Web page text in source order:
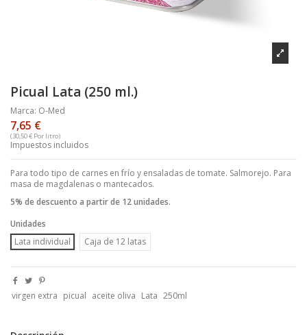
Picual Lata (250 ml.)
Marca: O-Med
7,65 €
(30,50 € Por litro)
Impuestos incluidos
Para todo tipo de carnes en frío y ensaladas de tomate. Salmorejo. Para
masa de magdalenas o mantecados.
5% de descuento a partir de 12 unidades.
Unidades
Lata individual
Caja de 12 latas
virgen extra picual aceite oliva Lata 250ml